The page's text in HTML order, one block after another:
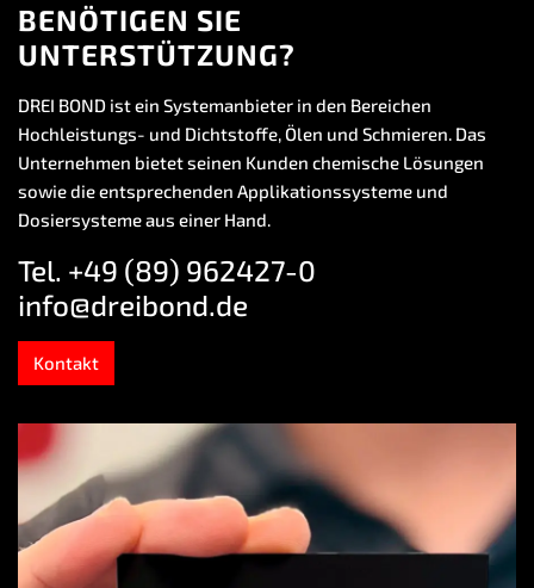
BENÖTIGEN SIE
UNTERSTÜTZUNG?
DREI BOND ist ein Systemanbieter in den Bereichen
Hochleistungs- und Dichtstoffe, Ölen und Schmieren. Das
Unternehmen bietet seinen Kunden chemische Lösungen
sowie die entsprechenden Applikationssysteme und
Dosiersysteme aus einer Hand.
Tel. +49 (89) 962427-0
info@dreibond.de
Kontakt